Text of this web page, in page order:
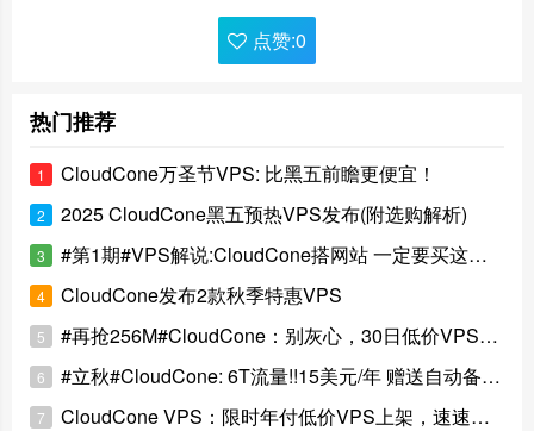
点赞:0
热门推荐
1 CloudCone万圣节VPS: 比黑五前瞻更便宜！
2 2025 CloudCone黑五预热VPS发布(附选购解析)
3 #第1期#VPS解说:CloudCone搭网站 一定要买这几款VPS
4 CloudCone发布2款秋季特惠VPS
5 #再抢256M#CloudCone：别灰心，30日低价VPS计划来袭
6 #立秋#CloudCone: 6T流量!!15美元/年 赠送自动备份&快照
7 CloudCone VPS：限时年付低价VPS上架，速速抢购！